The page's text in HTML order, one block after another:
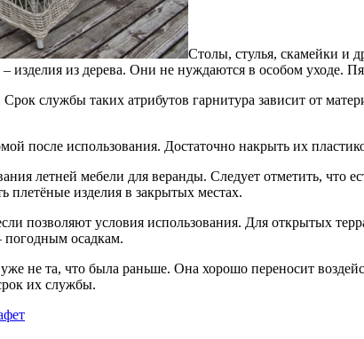
Столы, стулья, скамейки и
из дерева. Они не нуждаются в особом уходе.
службы таких атрибутов гарнитура зависит от
после использования. Достаточно накрыть их
летней мебели для веранды. Следует отметить, что
плетёные изделия в закрытых местах.
позволяют условия использования. Для открытых
осадкам.
не та, что была раньше. Она хорошо переносит
их службы.